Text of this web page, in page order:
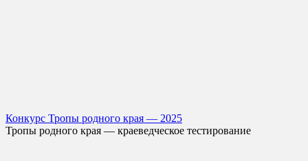
Конкурс Тропы родного края — 2025
Тропы родного края — краеведческое тестирование